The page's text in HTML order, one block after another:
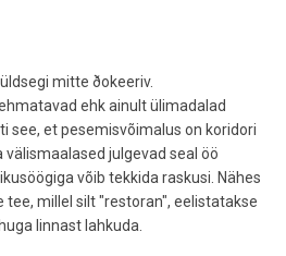
mitte ðokeeriv.
ehk ainult ülimadalad
see, et pesemisvõimalus on koridori
julgevad seal öö
võib tekkida raskusi. Nähes
tee, millel silt "restoran", eelistatakse
linnast lahkuda.